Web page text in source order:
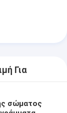
Για
σώματος